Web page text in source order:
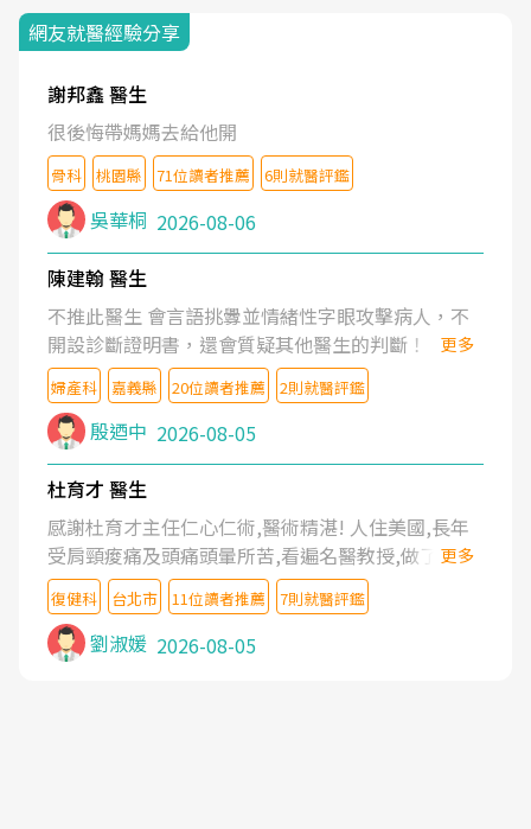
網友就醫經驗分享
謝邦鑫 醫生
很後悔帶媽媽去給他開
骨科 桃園縣 71位讀者推薦 6則就醫評鑑
吳華桐 2026-08-06
陳建翰 醫生
不推此醫生 會言語挑釁並情緒性字眼攻擊病人，不
開設診斷證明書，還會質疑其他醫生的判斷！
更多
婦產科 嘉義縣 20位讀者推薦 2則就醫評鑑
殷迺中 2026-08-05
杜育才 醫生
感謝杜育才主任仁心仁術,醫術精湛! 人住美國,長年
受肩頸痠痛及頭痛頭暈所苦,看遍名醫教授,做了各種
檢查,也嘗試過西醫打針,中醫針灸及物理徒手治療都
沒有用,後來連吃到嗎啡類止痛藥都效果有限,只是壓
症狀,沒多久就痛起來,多年失眠嚴重影響生活品質.
台灣親友介紹忠孝醫院杜育才主任是頸頭症候群專
更多
復健科 台北市 11位讀者推薦 7則就醫評鑑
劉淑媛 2026-08-05